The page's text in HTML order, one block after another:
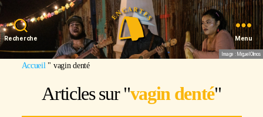
Recherche Menu
Image : Miguel Olmos
Accueil " vagin denté
Articles sur "vagin denté"